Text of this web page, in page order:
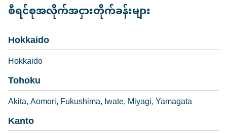
စီရင်စုအလိုက်အငှားတိုက်ခန်းများ
Hokkaido
Hokkaido
Tohoku
Akita Aomori Fukushima Iwate Miyagi Yamagata
Kanto